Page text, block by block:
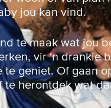
jou kan vind.
te maak wat jou
vir 'n drankie
geniet. Of gaan
herontdek wat